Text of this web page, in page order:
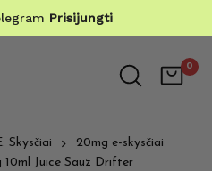
Prisijungti
0
Skysčiai
20mg e-skysčiai
Juice Sauz Drifter